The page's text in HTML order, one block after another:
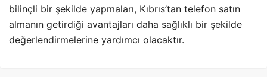
bilinçli bir şekilde yapmaları, Kıbrıs’tan telefon satın
almanın getirdiği avantajları daha sağlıklı bir şekilde
değerlendirmelerine yardımcı olacaktır.